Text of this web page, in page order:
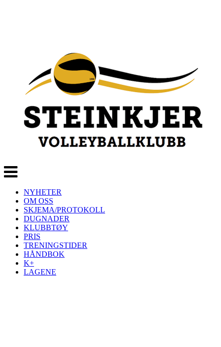
Veksle
navigasjon
NYHETER
OM OSS
SKJEMA/PROTOKOLL
DUGNADER
KLUBBTØY
PRIS
TRENINGSTIDER
HÅNDBOK
K+
LAGENE